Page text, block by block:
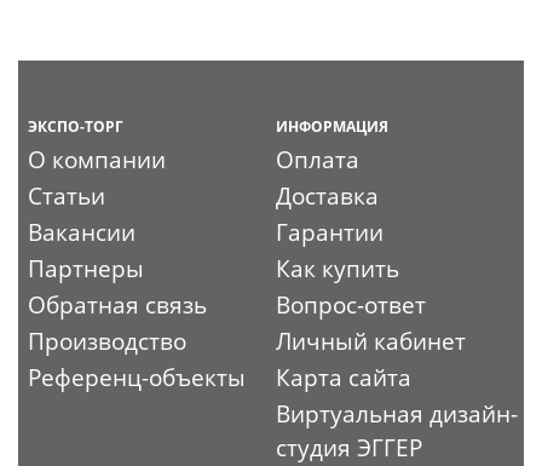
ЭКСПО-ТОРГ
О компании
Статьи
Вакансии
Партнеры
Обратная связь
Производство
Референц-объекты
ИНФОРМАЦИЯ
Оплата
Доставка
Гарантии
Как купить
Вопрос-ответ
Личный кабинет
Карта сайта
Виртуальная дизайн-
студия ЭГГЕР